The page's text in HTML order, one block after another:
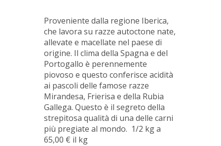
Proveniente dalla regione Iberica,
che lavora su razze autoctone nate,
allevate e macellate nel paese di
origine. Il clima della Spagna e del
Portogallo è perennemente
piovoso e questo conferisce acidità
ai pascoli delle famose razze
Mirandesa, Frierisa e della Rubia
Gallega. Questo è il segreto della
strepitosa qualità di una delle carni
più pregiate al mondo. 1/2 kg a
65,00 € il kg